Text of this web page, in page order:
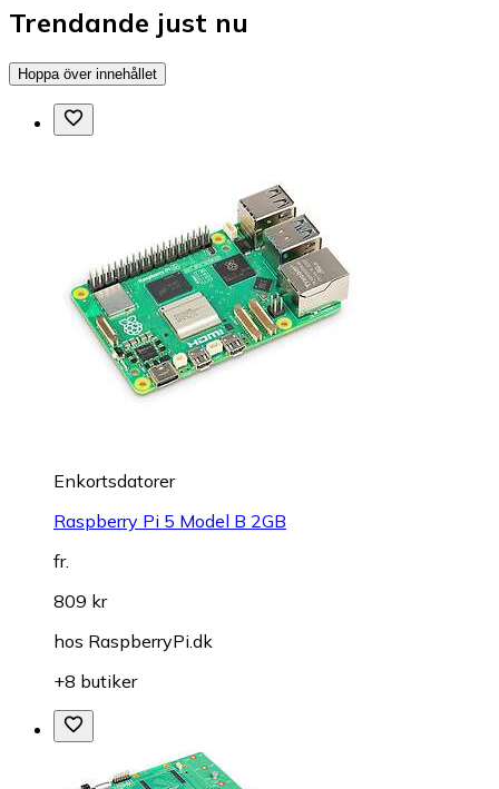
Trendande just nu
Hoppa över innehållet
Enkortsdatorer
Raspberry Pi 5 Model B 2GB
fr.
809 kr
hos RaspberryPi.dk
+8 butiker